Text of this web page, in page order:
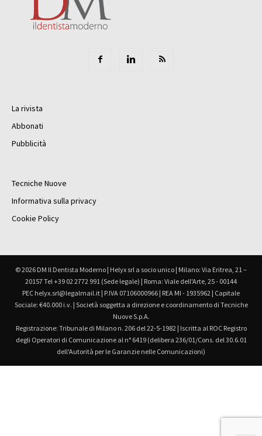
La rivista
Abbonati
Pubblicità
Tecniche Nuove
Informativa sulla privacy
Cookie Policy
© 2026 DM Il Dentista Moderno | Helyx srl a socio unico | Milano: Via Eritrea, 21 –
20157 Tel +39 02 2772 991 (Sede legale) | Roma: Viale dell'Arte, 25 - 00144
PEC helyx.srl@legalmail.it | P.IVA 07106000966 | REA MI - 1935962 | Capitale
Sociale: €40.000 i.v. | Società soggetta a direzione e coordinamento di Tecniche
Nuove S.p.A.
Registrazione: Tribunale di Milano n. 206 del 22-5-1982 | Iscritta al ROC Registro
degli Operatori di Comunicazione al n° 6419 (delibera 236/01/Cons. del 30.6.01
dell'Autorità per le Garanzie nelle Comunicazioni)